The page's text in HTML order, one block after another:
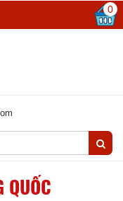
0
QUỐC